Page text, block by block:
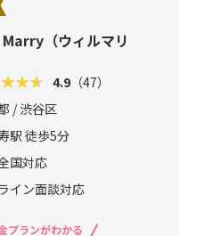
（ウィルマリ
4.9 （47）
/ 渋谷区
駅 徒歩5分
国対応
イン面談対応
プランがわかる